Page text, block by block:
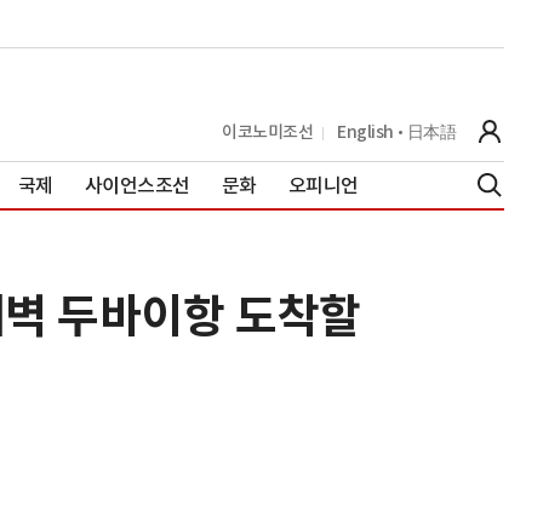
이코노미조선 English 日本語
국제 사이언스조선 문화 오피니언
두바이항 도착할